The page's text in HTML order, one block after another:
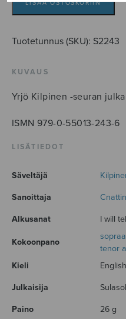
You)
määrä
LISÄÄ OSTOSKORIIN
Tuotetunnus (SKU): S2243
KUVAUS
Yrjö Kilpinen -seuran
ISMN 979-0-55013-243-6
LISÄTIEDOT
Säveltäjä
Sanoittaja
Alkusanat I will
Kokoonpano
tenor
Kieli
English
Julkaisija Sulasol
Paino 26 g